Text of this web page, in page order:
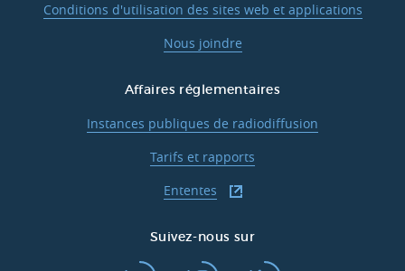
Conditions d'utilisation des sites web et applications
Nous joindre
Affaires réglementaires
Instances publiques de radiodiffusion
Tarifs et rapports
Ententes
Suivez-nous sur